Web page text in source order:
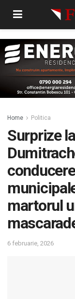
Home Politica
Surprize
martorul
6 februarie, 2026